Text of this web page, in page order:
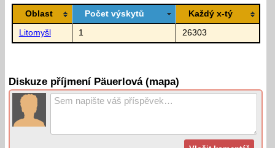
Oblast Počet výskytů Každý x-tý
Litomyšl 1 26303
Diskuze příjmení Päuerlová (mapa)